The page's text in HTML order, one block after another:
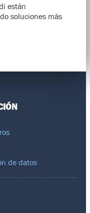
están
soluciones más
de datos